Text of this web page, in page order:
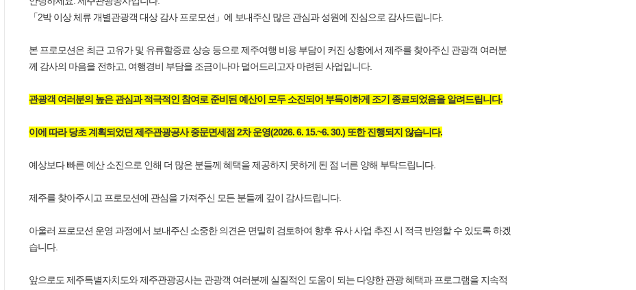
「2박 이상 체류 개별관광객 대상 감사 프로모션」에 보내주신 많은 관심과 성원에 진심으로 감사드립니다.
본 프로모션은 최근 고유가 및 유류할증료 상승 등으로 제주여행 비용 부담이 커진 상황에서 제주를 찾아주신 관광객 여러분
께 감사의 마음을 전하고, 여행경비 부담을 조금이나마 덜어드리고자 마련된 사업입니다.
관광객 여러분의 높은 관심과 적극적인 참여로 준비된 예산이 모두 소진되어 부득이하게 조기 종료되었음을 알려드립니다.
이에 따라 당초 계획되었던 제주관광공사 중문면세점 2차 운영(2026. 6. 15.~6. 30.) 또한 진행되지 않습니다.
예상보다 빠른 예산 소진으로 인해 더 많은 분들께 혜택을 제공하지 못하게 된 점 너른 양해 부탁드립니다.
제주를 찾아주시고 프로모션에 관심을 가져주신 모든 분들께 깊이 감사드립니다.
아울러 프로모션 운영 과정에서 보내주신 소중한 의견은 면밀히 검토하여 향후 유사 사업 추진 시 적극 반영할 수 있도록 하겠
습니다.
앞으로도 제주특별자치도와 제주관광공사는 관광객 여러분께 실질적인 도움이 되는 다양한 관광 혜택과 프로그램을 지속적